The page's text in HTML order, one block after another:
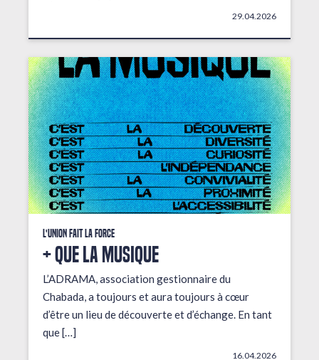
29.04.2026
L'union fait la force
+ que la musique
L’ADRAMA, association gestionnaire du
Chabada, a toujours et aura toujours à cœur
d’être un lieu de découverte et d’échange. En tant
que […]
16.04.2026